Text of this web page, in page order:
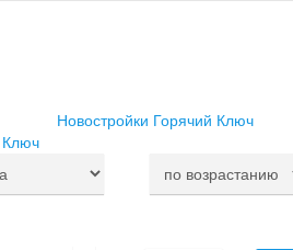
Новостройки Горячий Ключ
Ключ